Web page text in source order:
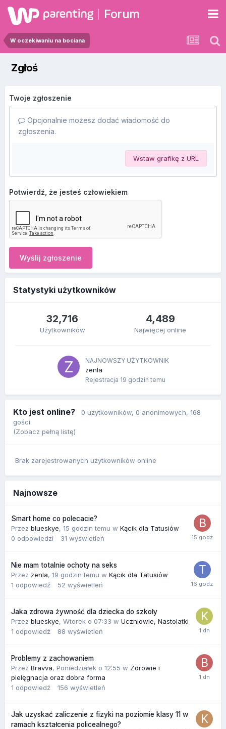
Forum
W oczekiwaniu na bociana
Zgłoś
Twoje zgłoszenie
Opcjonalnie możesz dodać wiadomość do
zgłoszenia.
Wstaw grafikę z URL
Potwierdź, że jesteś człowiekiem
Wyślij zgłoszenie
Statystyki użytkowników
32,716
Użytkowników
4,489
Najwięcej online
NAJNOWSZY UŻYTKOWNIK
zenla
Rejestracja 19 godzin temu
Kto jest online? 0 użytkowników, 0 anonimowych, 168
gości
(Zobacz pełną listę)
Brak zarejestrowanych użytkowników online
Najnowsze
Smart home co polecacie?
Przez blueskye, 15 godzin temu w Kącik dla Tatusiów
0 odpowiedzi 31 wyświetleń
Nie mam totalnie ochoty na seks
Przez zenla, 19 godzin temu w Kącik dla Tatusiów
1 odpowiedź 52 wyświetleń
Jaka zdrowa żywność dla dziecka do szkoły
Przez blueskye, Wtorek o 07:33 w Uczniowie, Nastolatki
1 odpowiedź 88 wyświetleń
Problemy z zachowaniem
Przez Bravva, Poniedziałek o 12:55 w Zdrowie i
pielęgnacja oraz dobra forma
1 odpowiedź 156 wyświetleń
Jak uzyskać zaliczenie z fizyki na poziomie klasy 11 w
ramach kształcenia policealnego?